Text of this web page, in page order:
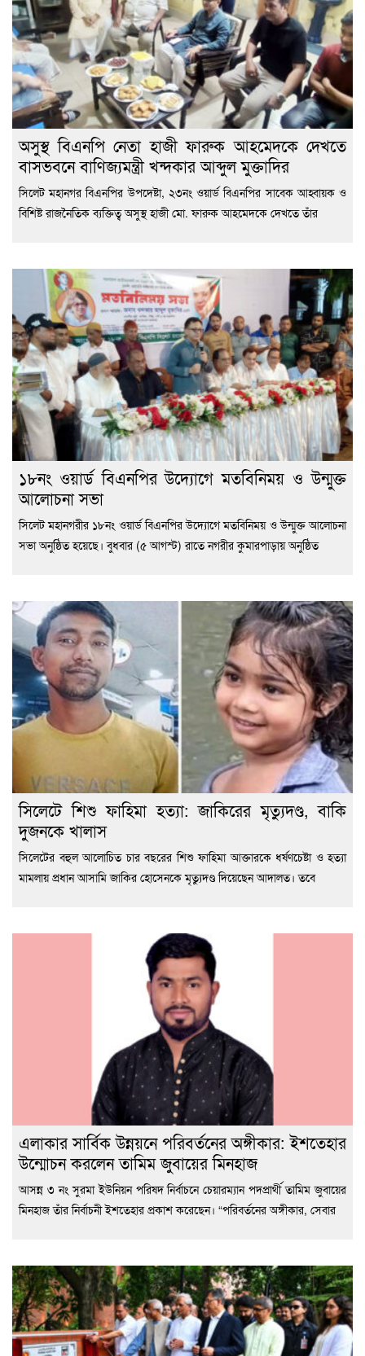
অসুস্থ বিএনপি নেতা হাজী ফারুক আহমেদকে দেখতে
বাসভবনে বাণিজ্যমন্ত্রী খন্দকার আব্দুল মুক্তাদির
সিলেট মহানগর বিএনপির উপদেষ্টা, ২৩নং ওয়ার্ড বিএনপির সাবেক আহ্বায়ক ও
বিশিষ্ট রাজনৈতিক ব্যক্তিত্ব অসুস্থ হাজী মো. ফারুক আহমেদকে দেখতে তাঁর
১৮নং ওয়ার্ড বিএনপির উদ্যোগে মতবিনিময় ও উন্মুক্ত
আলোচনা সভা
সিলেট মহানগরীর ১৮নং ওয়ার্ড বিএনপির উদ্যোগে মতবিনিময় ও উন্মুক্ত আলোচনা
সভা অনুষ্ঠিত হয়েছে। বুধবার (৫ আগস্ট) রাতে নগরীর কুমারপাড়ায় অনুষ্ঠিত
সিলেটে শিশু ফাহিমা হত্যা: জাকিরের মৃত্যুদণ্ড, বাকি
দুজনকে খালাস
সিলেটের বহুল আলোচিত চার বছরের শিশু ফাহিমা আক্তারকে ধর্ষণচেষ্টা ও হত্যা
মামলায় প্রধান আসামি জাকির হোসেনকে মৃত্যুদণ্ড দিয়েছেন আদালত। তবে
এলাকার সার্বিক উন্নয়নে পরিবর্তনের অঙ্গীকার: ইশতেহার
উন্মোচন করলেন তামিম জুবায়ের মিনহাজ
আসন্ন ৩ নং সুরমা ইউনিয়ন পরিষদ নির্বাচনে চেয়ারম্যান পদপ্রার্থী তামিম জুবায়ের
মিনহাজ তাঁর নির্বাচনী ইশতেহার প্রকাশ করেছেন। “পরিবর্তনের অঙ্গীকার, সেবার